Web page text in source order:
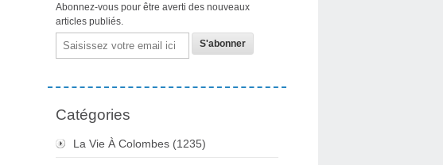
Abonnez-vous pour être averti des nouveaux
articles publiés.
Email
Catégories
La Vie À Colombes (1235)